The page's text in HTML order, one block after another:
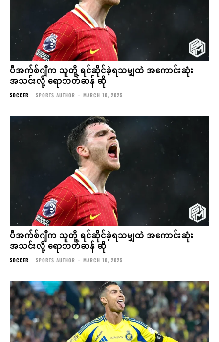
ပီအက်စ်ဂျီက သူတို့ ရင်ဆိုင်ခဲ့ရသမျှထဲ အကောင်းဆုံး
အသင်းလို့ ရောဘတ်ဆန် ဆို
SOCCER SPORTS AUTHOR - MARCH 10, 2025
ပီအက်စ်ဂျီက သူတို့ ရင်ဆိုင်ခဲ့ရသမျှထဲ အကောင်းဆုံး
အသင်းလို့ ရောဘတ်ဆန် ဆို
SOCCER SPORTS AUTHOR - MARCH 10, 2025